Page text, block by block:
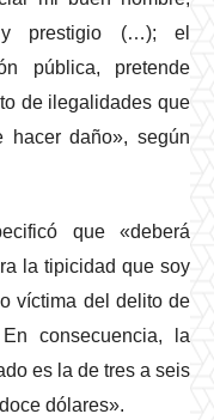
y prestigio (…); el
pública, pretende
de ilegalidades que
hacer daño», según
que «deberá
la tipicidad que soy
víctima del delito de
consecuencia, la
es la de tres a seis
dólares».